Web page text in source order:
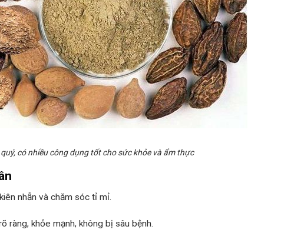
có nhiều công dụng tốt cho sức khỏe và ẩm thực
nhẫn và chăm sóc tỉ mỉ.
ràng, khỏe mạnh, không bị sâu bệnh.